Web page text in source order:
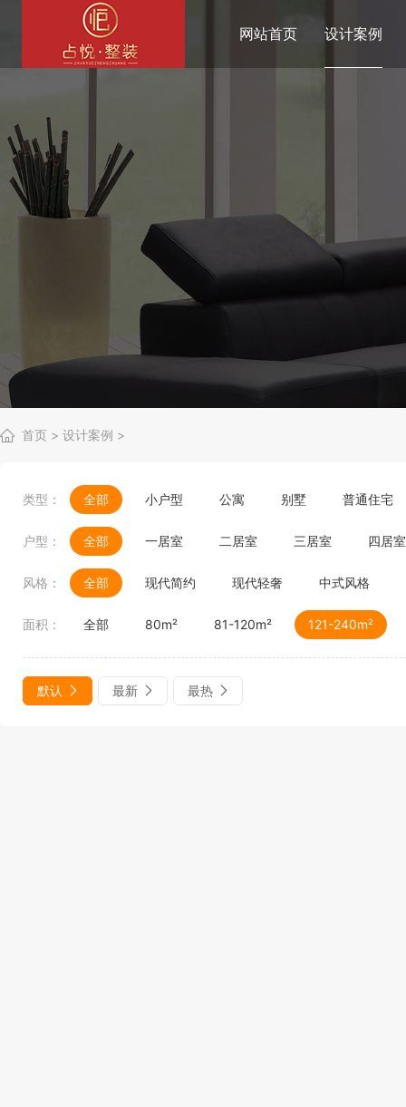
网站首页 设计案例
首页 > 设计案例 >
类型： 全部 小户型 公寓 别墅 普通住宅
户型： 全部 一居室 二居室 三居室 四居室
风格： 全部 现代简约 现代轻奢 中式风格
面积： 全部 80m² 81-120m² 121-240m²
默认 最新 最热